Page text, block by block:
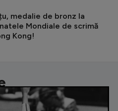
medalie de bronz la
Mondiale de scrimă
Kong!